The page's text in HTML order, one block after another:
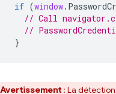
if (window.
// Call
//
}
Avertissement: La